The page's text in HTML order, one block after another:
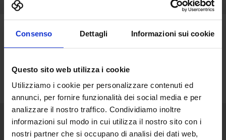
Consenso Dettagli Informazioni sui cookie
Questo sito web utilizza i cookie
Utilizziamo i cookie per personalizzare contenuti ed
annunci, per fornire funzionalità dei social media e per
analizzare il nostro traffico. Condividiamo inoltre
informazioni sul modo in cui utilizza il nostro sito con i
nostri partner che si occupano di analisi dei dati web,
Senaf srl